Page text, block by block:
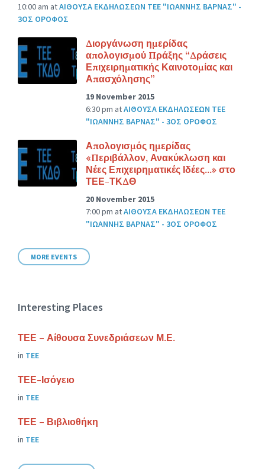
10:00 am atΑΙΘΟΥΣΑ ΕΚΔΗΛΩΣΕΩΝ ΤΕΕ "ΙΩΑΝΝΗΣ ΒΑΡΝΑΣ" -
3ΟΣ ΟΡΟΦΟΣ
Διοργάνωση ημερίδας
απολογισμού Πράξης “Δράσεις
Επιχειρηματικής Καινοτομίας και
Απασχόλησης”
19 November 2015
6:30 pm atΑΙΘΟΥΣΑ ΕΚΔΗΛΩΣΕΩΝ ΤΕΕ
"ΙΩΑΝΝΗΣ ΒΑΡΝΑΣ" - 3ΟΣ ΟΡΟΦΟΣ
Απολογισμός ημερίδας
«Περιβάλλον, Ανακύκλωση και
Νέες Επιχειρηματικές Ιδέες…» στο
ΤΕΕ-ΤΚΔΘ
20 November 2015
7:00 pm atΑΙΘΟΥΣΑ ΕΚΔΗΛΩΣΕΩΝ ΤΕΕ
"ΙΩΑΝΝΗΣ ΒΑΡΝΑΣ" - 3ΟΣ ΟΡΟΦΟΣ
MORE EVENTS
Interesting Places
ΤΕΕ – Αίθουσα Συνεδριάσεων Μ.Ε.
in ΤΕΕ
ΤΕΕ-Ισόγειο
in ΤΕΕ
ΤΕΕ – Βιβλιοθήκη
in ΤΕΕ